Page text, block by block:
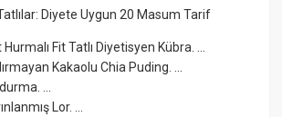
Diyete Uygun 20 Masum Tarif
Fit Tatlı Diyetisyen Kübra. ...
Kakaolu Chia Puding. ...
...
Lor. ...